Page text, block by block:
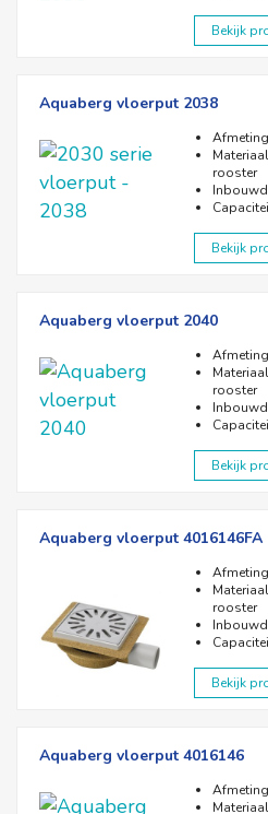
Bekijk
Aquaberg vloerput 2038
rooster
Bekijk
Aquaberg vloerput 2040
rooster
Bekijk
Aquaberg vloerput 4016146FA
rooster
Bekijk
Aquaberg vloerput 4016146